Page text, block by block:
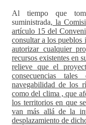
Al tiempo que
suministrada, la
artículo 15 del
consultar a los pueblos
autorizar cualquier
recursos existentes en
relieve que el
consecuencias
navegabilidad de los
como del clima , que
los territorios en que
van más allá de la
desplazamiento de